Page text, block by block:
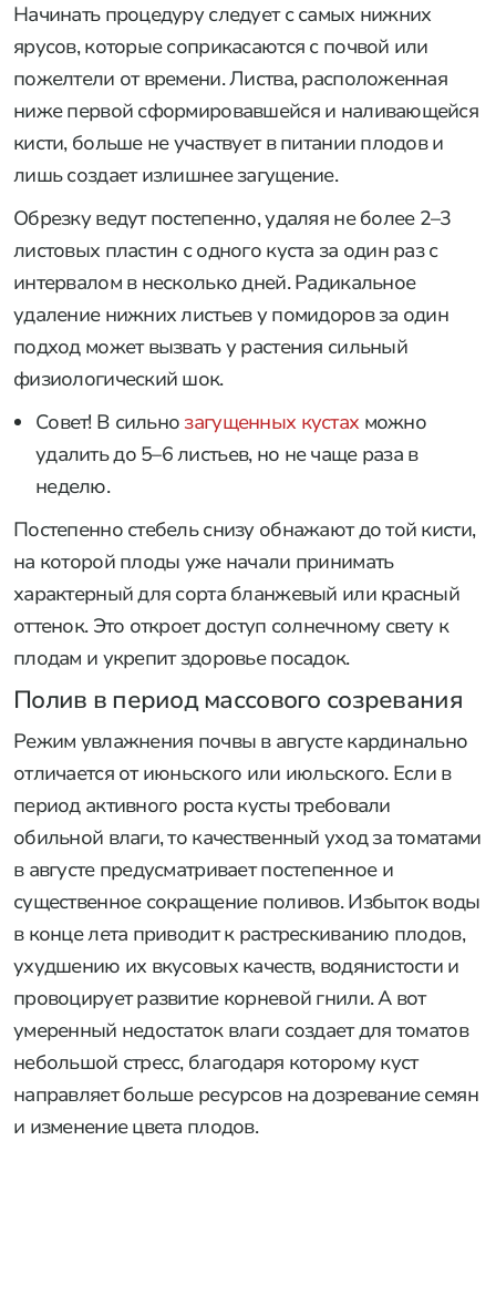
Начинать процедуру следует с самых нижних
ярусов, которые соприкасаются с почвой или
пожелтели от времени. Листва, расположенная
ниже первой сформировавшейся и наливающейся
кисти, больше не участвует в питании плодов и
лишь создает излишнее загущение.
Обрезку ведут постепенно, удаляя не более 2–3
листовых пластин с одного куста за один раз с
интервалом в несколько дней. Радикальное
удаление нижних листьев у помидоров за один
подход может вызвать у растения сильный
физиологический шок.
Совет! В сильно загущенных кустах можно
удалить до 5–6 листьев, но не чаще раза в
неделю.
Постепенно стебель снизу обнажают до той кисти,
на которой плоды уже начали принимать
характерный для сорта бланжевый или красный
оттенок. Это откроет доступ солнечному свету к
плодам и укрепит здоровье посадок.
Полив в период массового созревания
Режим увлажнения почвы в августе кардинально
отличается от июньского или июльского. Если в
период активного роста кусты требовали
обильной влаги, то качественный уход за томатами
в августе предусматривает постепенное и
существенное сокращение поливов. Избыток воды
в конце лета приводит к растрескиванию плодов,
ухудшению их вкусовых качеств, водянистости и
провоцирует развитие корневой гнили. А вот
умеренный недостаток влаги создает для томатов
небольшой стресс, благодаря которому куст
направляет больше ресурсов на дозревание семян
и изменение цвета плодов.